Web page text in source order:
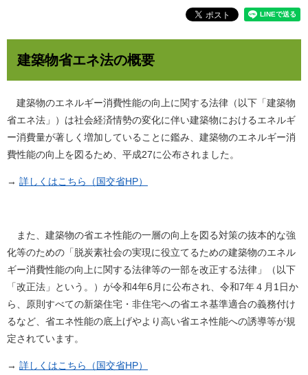
建築物省エネ法の概要
建築物のエネルギー消費性能の向上に関する法律（以下「建築物
省エネ法」）は社会経済情勢の変化に伴い建築物におけるエネルギ
ー消費量が著しく増加していることに鑑み、建築物のエネルギー消
費性能の向上を図るため、平成27に公布されました。
→ 詳しくはこちら（国交省HP）
また、建築物の省エネ性能の一層の向上を図る対策の抜本的な強
化等のための「脱炭素社会の実現に役立てるための建築物のエネル
ギー消費性能の向上に関する法律等の一部を改正する法律」（以下
「改正法」という。）が令和4年6月に公布され、令和7年４月1日か
ら、原則すべての新築住宅・非住宅への省エネ基準適合の義務付け
るなど、省エネ性能の底上げやより高い省エネ性能への誘導等が規
定されています。
→ 詳しくはこちら（国交省HP）